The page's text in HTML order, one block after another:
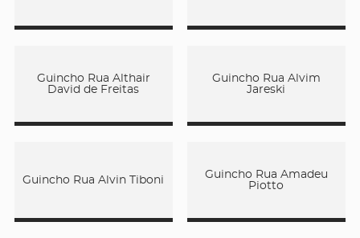
Guincho Rua Althair
David de Freitas
Guincho Rua Alvim
Jareski
Guincho Rua Alvin Tiboni
Guincho Rua Amadeu
Piotto